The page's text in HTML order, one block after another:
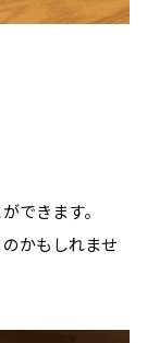
できます。
かもしれませ